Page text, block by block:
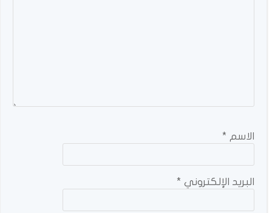
الاسم *
البريد الإلكتروني *